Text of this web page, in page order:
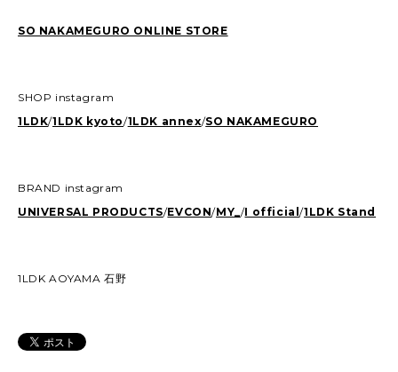
SO NAKAMEGURO ONLINE STORE
SHOP instagram
1LDK/1LDK kyoto/1LDK annex/SO NAKAMEGURO
BRAND instagram
UNIVERSAL PRODUCTS/EVCON/MY_ /I official/1LDK Stand
1LDK AOYAMA 石野